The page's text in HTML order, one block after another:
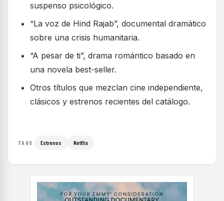
suspenso psicológico.
“La voz de Hind Rajab”, documental dramático
sobre una crisis humanitaria.
“A pesar de ti”, drama romántico basado en
una novela best-seller.
Otros títulos que mezclan cine independiente,
clásicos y estrenos recientes del catálogo.
TAGS Estrenos Netflix